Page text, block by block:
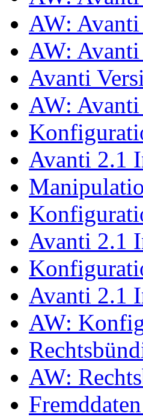
AW:
AW:
Avanti
AW:
Avanti 2.1
Avanti 2.1
Avanti 2.1
AW:
AW: